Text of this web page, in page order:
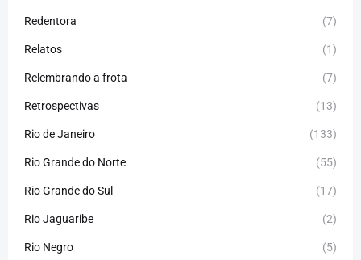
Redentora (7)
Relatos (1)
Relembrando a frota (7)
Retrospectivas (13)
Rio de Janeiro (133)
Rio Grande do Norte (55)
Rio Grande do Sul (17)
Rio Jaguaribe (2)
Rio Negro (5)